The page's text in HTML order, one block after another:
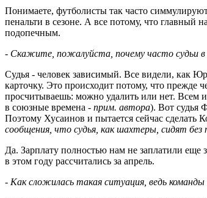
Понимаете, футболисты так часто
пенальти в сезоне. А все потому, что главный
подопечным.
- Скажите, пожалуйста, почему часто судьи
Судья - человек зависимый. Все видели, как
карточку. Это происходит потому, что прежде
просчитываешь: можно удалить или нет. Всем
в союзные времена - прим. автора). Вот судья
Поэтому Хусаинов и пытается сейчас сделать
сообщения, что судья, как шахтеры, сидят
Да. Зарплату полностью нам не заплатили
в этом году рассчитались за апрель.
- Как сложилась такая ситуация, ведь